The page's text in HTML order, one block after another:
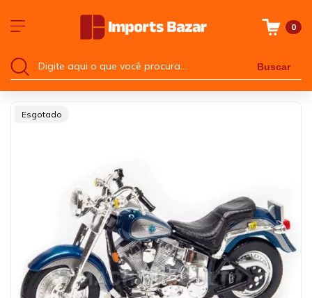
0
Buscar
Esgotado